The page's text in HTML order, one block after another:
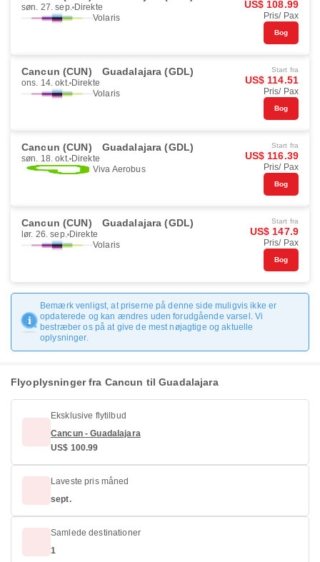
søn. 27. sep. Direkte
Volaris
US$ 108.99
Pris/ Pax
Bog
Cancun (CUN) Guadalajara (GDL)
ons. 14. okt. Direkte
Volaris
Start fra
US$ 114.51
Pris/ Pax
Bog
Cancun (CUN) Guadalajara (GDL)
søn. 18. okt. Direkte
Viva Aerobus
Start fra
US$ 116.39
Pris/ Pax
Bog
Cancun (CUN) Guadalajara (GDL)
lør. 26. sep. Direkte
Volaris
Start fra
US$ 147.9
Pris/ Pax
Bog
Bemærk venligst, at priserne på denne side muligvis ikke er
opdaterede og kan ændres uden forudgående varsel. Vi
bestræber os på at give de mest nøjagtige og aktuelle
oplysninger.
Flyoplysninger fra Cancun til Guadalajara
Eksklusive flytilbud
Cancun - Guadalajara
US$ 100.99
Laveste pris måned
sept.
Samlede destinationer
1